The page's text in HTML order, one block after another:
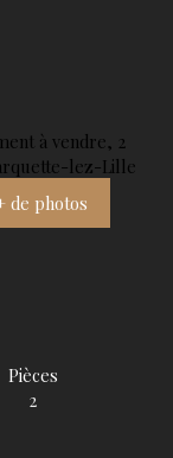
de photos
Pièces
2